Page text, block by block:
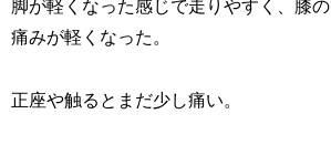
脚が軽くなった感じで走りやすく、膝の
痛みが軽くなった。
正座や触るとまだ少し痛い。